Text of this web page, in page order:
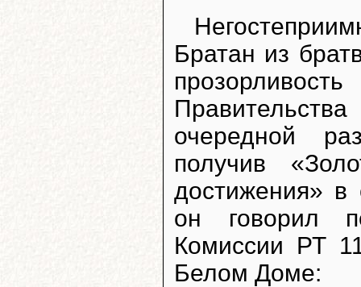
Братан из
очередной
получив
достижения» в
он говорил
Комиссии РТ
Белом Доме: